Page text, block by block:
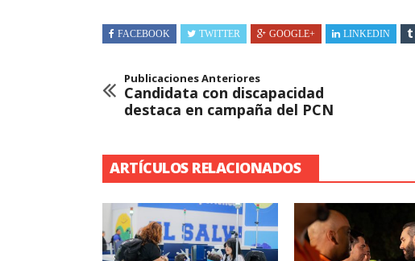
FACEBOOK TWITTER GOOGLE+ LINKEDIN
Publicaciones Anteriores
Candidata con discapacidad
destaca en campaña del PCN
ARTÍCULOS RELACIONADOS